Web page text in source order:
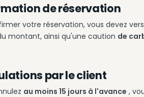
de réservation
votre réservation, vous devez
montant, ainsi qu'une caution de
par le client
au moins 15 jours à l'avance ,